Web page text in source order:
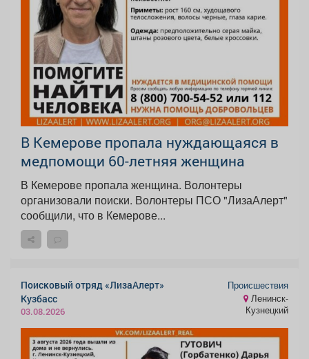
В Кемерове пропала нуждающаяся в
медпомощи 60-летняя женщина
В Кемерове пропала женщина. Волонтеры
организовали поиски. Волонтеры ПСО "ЛизаАлерт"
сообщили, что в Кемерове...
Поисковый отряд «ЛизаАлерт»
Кузбасс
03.08.2026
Происшествия
Ленинск-
Кузнецкий